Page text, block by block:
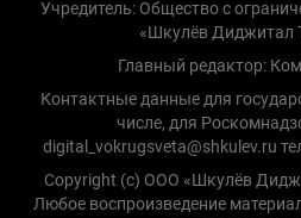
Учредитель: Общество с
«Шкулёв Диджитал
Главный редактор:
Контактные данные для
числе, для
digital_vokrugsveta@shkulev.ru
Copyright (с) ООО «Шкулёв
Любое воспроизведение